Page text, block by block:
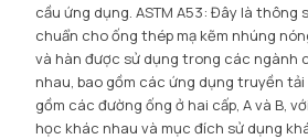
cầu ứng dụng. ASTM A53: Đây là thông
chuẩn cho ống thép mạ kẽm nhúng
và hàn được sử dụng trong các ngành
nhau, bao gồm các ứng dụng truyền
gồm các đường ống ở hai cấp, A và B,
học khác nhau và mục đích sử dụng